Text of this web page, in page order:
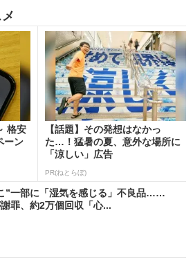
格安
ーン
【話題】その発想はなかっ
た…！猛暑の夏、意外な場所に
「涼しい」広告
PR(ねとらぼ)
”一部に「湿気を感じる」不良品……
罪、約2万個回収「心...